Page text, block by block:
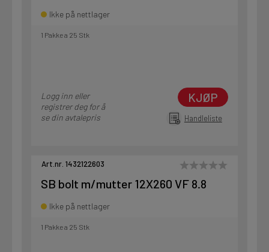
Ikke på nettlager
1 Pakke a 25 Stk
Logg inn eller
registrer deg for å
se din avtalepris
KJØP
Handleliste
Art.nr. 1432122603
SB bolt m/mutter 12X260 VF 8.8
Ikke på nettlager
1 Pakke a 25 Stk